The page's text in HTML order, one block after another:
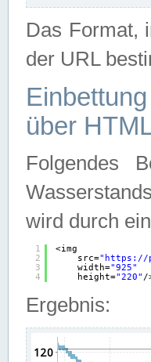
Das Format,
der URL
über
Folgendes
wird durch
1
2
3
4
<img
src=" https://
width="925"
height="220" /
Ergebnis: